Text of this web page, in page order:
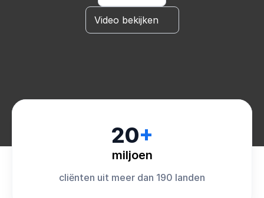
Video bekijken
20+
miljoen
cliënten uit meer dan 190 landen